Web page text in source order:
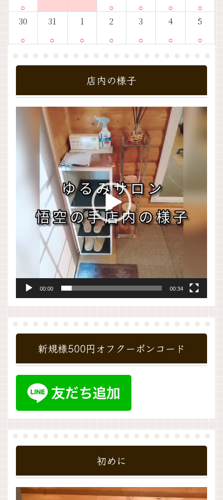
○ ○ ○ ○ ○
30
○
31
○
1
○
2
○
3
○
4
○
5
○
店内の様子
00:00 00:34
新規様500円オフクーポンコード
初めに
動